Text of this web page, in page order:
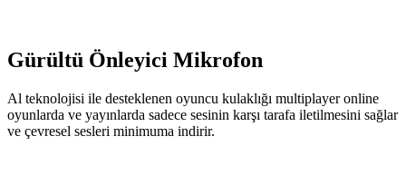
Gürültü Önleyici Mikrofon
Al teknolojisi ile desteklenen oyuncu kulaklığı multiplayer online
oyunlarda ve yayınlarda sadece sesinin karşı tarafa iletilmesini sağlar
ve çevresel sesleri minimuma indirir.